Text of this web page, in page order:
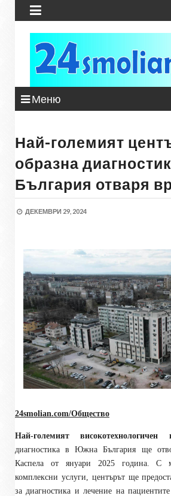

Меню
Най-големият
образна
България отваря
ДЕКЕМВРИ 29, 2024
24smolian.com/Общество
Най-големият високотехнологичен
диагностика в Южна България ще
Каспела от януари 2025 година. С
комплексни услуги, центърът ще
за диагностика и лечение на